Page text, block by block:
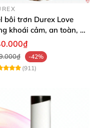
bôi trơn Durex Love
khoái cảm, an toàn, dễ
-42%
(911)